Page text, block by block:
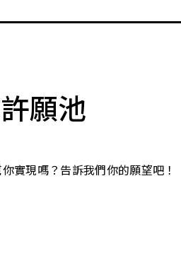
願池
實現嗎？告訴我們你的願望吧！